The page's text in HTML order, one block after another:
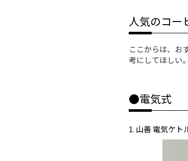
人気のコー
ここからは、お
考にしてほしい。
●電気式
1. 山善 電気ケト